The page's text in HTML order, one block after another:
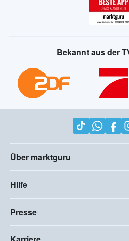
Bekannt aus der
Über marktguru
Hilfe
Presse